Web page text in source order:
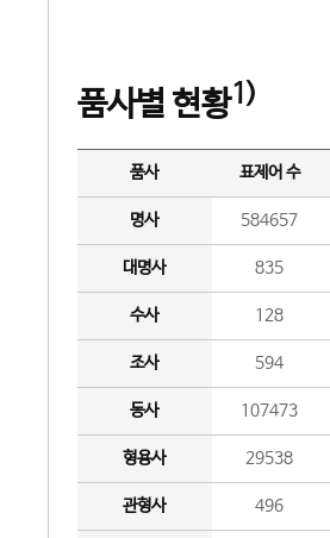
품사별 현황1)
품사 표제어 수
명사 584657
대명사 835
수사 128
조사 594
동사 107473
형용사 29538
관형사 496